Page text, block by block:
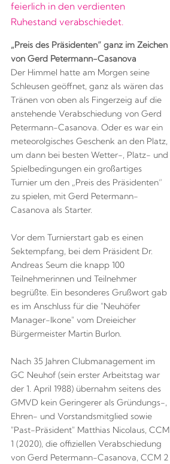
feierlich in den verdienten
Ruhestand verabschiedet.
„Preis des Präsidenten“ ganz im Zeichen
von Gerd Petermann-Casanova
Der Himmel hatte am Morgen seine
Schleusen geöffnet, ganz als wären das
Tränen von oben als Fingerzeig auf die
anstehende Verabschiedung von Gerd
Petermann-Casanova. Oder es war ein
meteorolgisches Geschenk an den Platz,
um dann bei besten Wetter-, Platz- und
Spielbedingungen ein großartiges
Turnier um den „Preis des Präsidenten“
zu spielen, mit Gerd Petermann-
Casanova als Starter.
Vor dem Turnierstart gab es einen
Sektempfang, bei dem Präsident Dr.
Andreas Seum die knapp 100
Teilnehmerinnen und Teilnehmer
begrüßte. Ein besonderes Grußwort gab
es im Anschluss für die "Neuhöfer
Manager-Ikone" vom Dreieicher
Bürgermeister Martin Burlon.
Nach 35 Jahren Clubmanagement im
GC Neuhof (sein erster Arbeitstag war
der 1. April 1988) übernahm seitens des
GMVD kein Geringerer als Gründungs-,
Ehren- und Vorstandsmitglied sowie
"Past-Präsident" Matthias Nicolaus, CCM
1 (2020), die offiziellen Verabschiedung
von Gerd Petermann-Casanova, CCM 2